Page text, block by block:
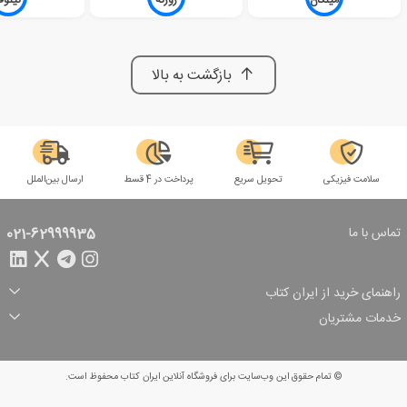
بازگشت به بالا
سلامت فیزیکی تحویل سریع پرداخت در 4 قسط ارسال بین‌الملل
تماس با ما 021-62999935
راهنمای خرید از ایران کتاب
ثبت سفارش
شرایط ارسال سفارش
شیوه پرداخت
تخفیف‌های خرید
خدمات مشتریان
© تمام حقوق این وب‌سایت برای فروشگاه آنلاین ایران کتاب محفوظ است.